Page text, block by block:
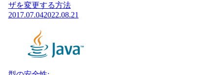
ザを変更する方法
2017.07.042022.08.21